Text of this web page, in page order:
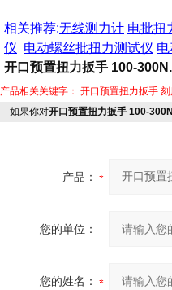
相关推荐:无线测力计 电批扭
仪 电动螺丝批扭力测试仪
开口预置扭力扳手 100-
产品相关关键字： 开口预置扭力扳手
如果你对开口预置扭力扳手 100-
产品：
您的单位：
您的姓名：